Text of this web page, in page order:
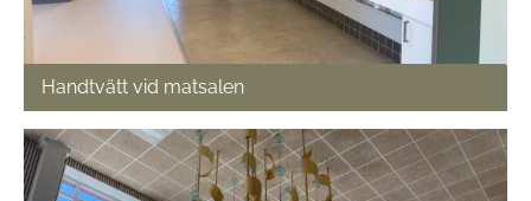
Handtvätt vid matsalen